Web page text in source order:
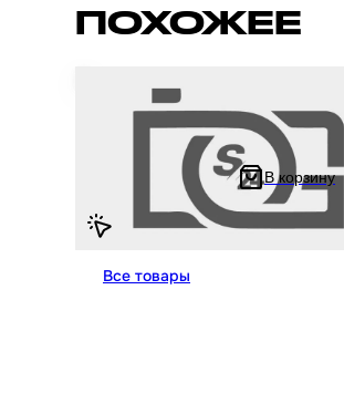
ПОХОЖЕЕ
Бензошланг / шланг топливный на
HONDA, YAMAHA, SUZUKI Sepia /
Хонда Дио, Ямаха Джог 3KJ,
мм, черный, L 5 м
665.56 ₽ В корзину
Все товары